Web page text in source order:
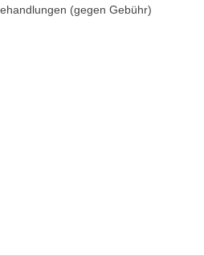
(gegen Gebühr)